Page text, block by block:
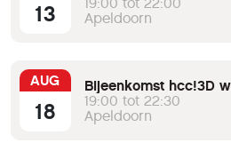
13
Apeldoorn
AUG
18
Bijeenkomst hcc!3D
19:00 tot 22:30
Apeldoorn